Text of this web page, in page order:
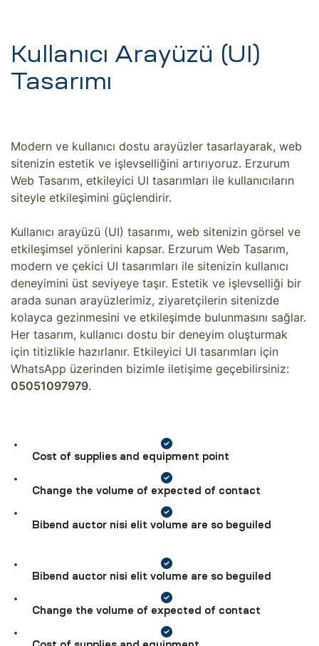
Kullanıcı Arayüzü (UI)
Tasarımı
Modern ve kullanıcı dostu arayüzler tasarlayarak, web
sitenizin estetik ve işlevselliğini artırıyoruz. Erzurum
Web Tasarım, etkileyici UI tasarımları ile kullanıcıların
siteyle etkileşimini güçlendirir.
Kullanıcı arayüzü (UI) tasarımı, web sitenizin görsel ve
etkileşimsel yönlerini kapsar. Erzurum Web Tasarım,
modern ve çekici UI tasarımları ile sitenizin kullanıcı
deneyimini üst seviyeye taşır. Estetik ve işlevselliği bir
arada sunan arayüzlerimiz, ziyaretçilerin sitenizde
kolayca gezinmesini ve etkileşimde bulunmasını sağlar.
Her tasarım, kullanıcı dostu bir deneyim oluşturmak
için titizlikle hazırlanır. Etkileyici UI tasarımları için
WhatsApp üzerinden bizimle iletişime geçebilirsiniz:
05051097979.
Cost of supplies and equipment point
Change the volume of expected of contact
Bibend auctor nisi elit volume are so beguiled
Bibend auctor nisi elit volume are so beguiled
Change the volume of expected of contact